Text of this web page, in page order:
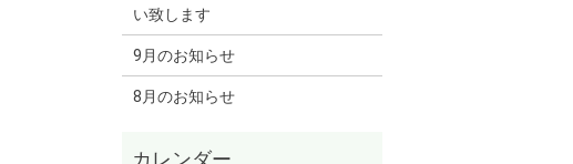
い致します
9月のお知らせ
8月のお知らせ